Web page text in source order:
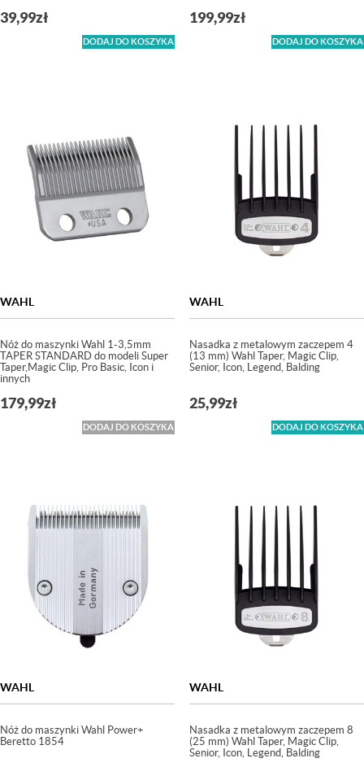
39,99zł
DODAJ DO KOSZYKA
199,99zł
DODAJ DO KOSZYKA
WAHL
Nóż do maszynki Wahl 1-3,5mm
TAPER STANDARD do modeli Super
Taper,Magic Clip, Pro Basic, Icon i
innych
179,99zł
DODAJ DO KOSZYKA
WAHL
Nasadka z metalowym zaczepem 4
(13 mm) Wahl Taper, Magic Clip,
Senior, Icon, Legend, Balding
25,99zł
DODAJ DO KOSZYKA
WAHL
Nóż do maszynki Wahl Power+
Beretto 1854
WAHL
Nasadka z metalowym zaczepem 8
(25 mm) Wahl Taper, Magic Clip,
Senior, Icon, Legend, Balding